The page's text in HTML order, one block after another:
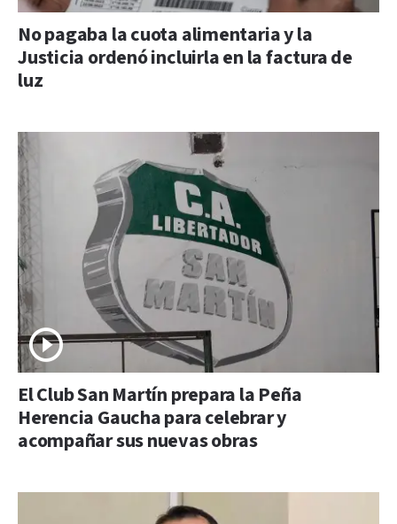
No pagaba la cuota alimentaria y la
Justicia ordenó incluirla en la factura de
luz
El Club San Martín prepara la Peña
Herencia Gaucha para celebrar y
acompañar sus nuevas obras